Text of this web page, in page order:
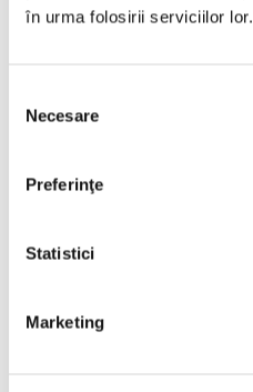
în urma folosirii serviciilor lor.
consimțământului
Necesare
Preferinţe
Statistici
Marketing
2 Martie 2026